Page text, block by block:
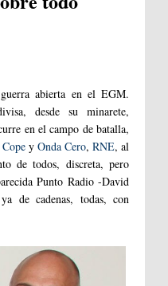
abierta en el EGM.
desde su minarete,
en el campo de batalla,
Cope y Onda Cero, RNE, al
de todos, discreta, pero
Punto Radio -David
de cadenas, todas, con